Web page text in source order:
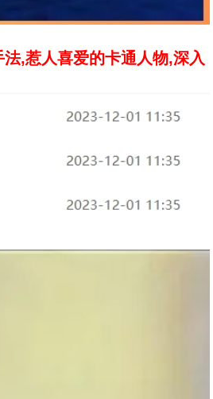
,惹人喜爱的卡通人物,深入